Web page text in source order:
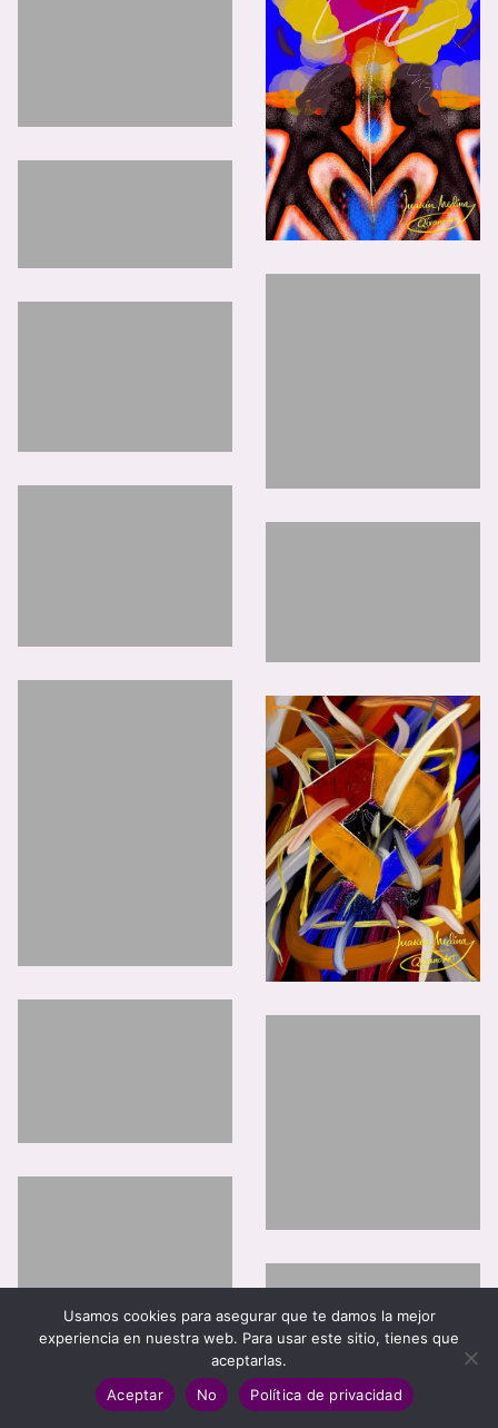
Usamos cookies para asegurar que te damos la mejor
experiencia en nuestra web. Para usar este sitio, tienes que
aceptarlas.
Aceptar
No Política de privacidad